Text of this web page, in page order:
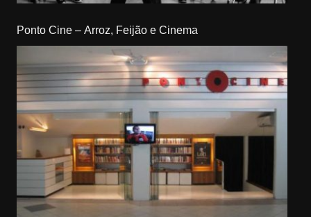
Ponto Cine – Arroz, Feijão e Cinema